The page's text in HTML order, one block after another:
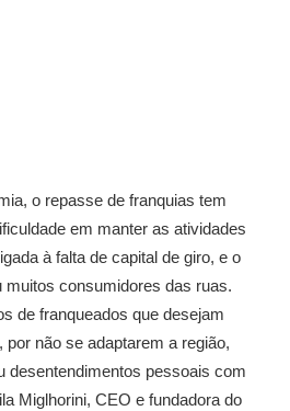
o repasse de franquias tem
em manter as atividades
à falta de capital de giro, e o
muitos consumidores das ruas.
de franqueados que desejam
por não se adaptarem a região,
desentendimentos pessoais com
Miglhorini, CEO e fundadora do